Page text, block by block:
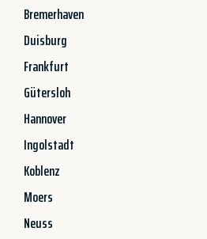
Bremerhaven
Duisburg
Frankfurt
Gütersloh
Hannover
Ingolstadt
Koblenz
Moers
Neuss